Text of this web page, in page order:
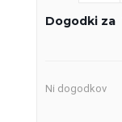
Dogodki za
Ni dogodkov